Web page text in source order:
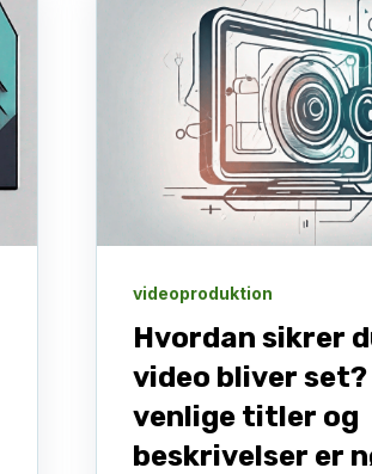
videoproduktion
Hvordan sikrer
video bliver set?
venlige titler og
beskrivelser er